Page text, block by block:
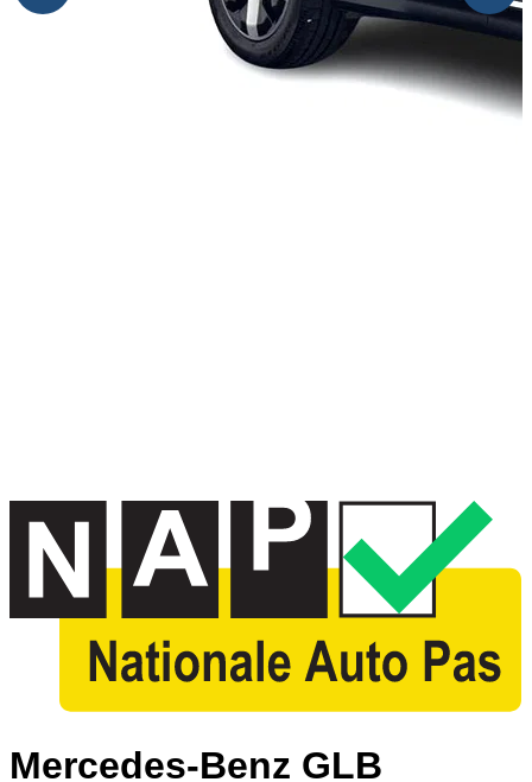
Mercedes-Benz GLB